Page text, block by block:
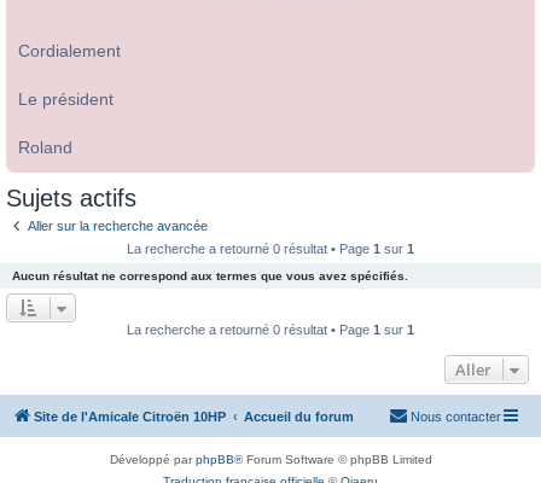
Cordialement
Le président
Roland
Sujets actifs
Aller sur la recherche avancée
La recherche a retourné 0 résultat • Page 1 sur 1
Aucun résultat ne correspond aux termes que vous avez spécifiés.
La recherche a retourné 0 résultat • Page 1 sur 1
Aller
Site de l'Amicale Citroën 10HP Accueil du forum Nous contacter
Développé parphpBB® Forum Software © phpBB Limited